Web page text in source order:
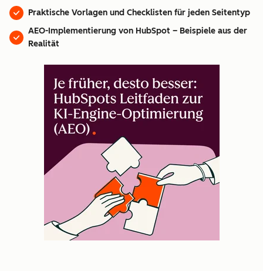
Praktische Vorlagen und Checklisten für jeden Seitentyp
AEO-Implementierung von HubSpot – Beispiele aus der
Realität